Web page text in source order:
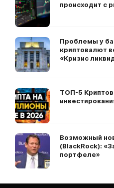
происходит с
Проблемы у
криптовалют
«Кризис
ТОП-5
Возможный
(BlackRock):
портфеле»